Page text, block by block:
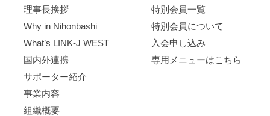
理事長挨拶
Why in Nihonbashi
What’s LINK-J WEST
国内外連携
サポーター紹介
事業内容
組織概要
特別会員一覧
特別会員について
入会申し込み
専用メニューはこちら